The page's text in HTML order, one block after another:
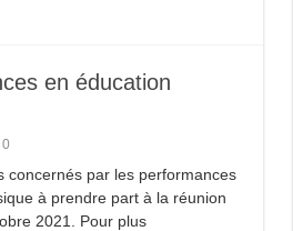
en éducation
0
concernés par les performances
à prendre part à la réunion
2021. Pour plus